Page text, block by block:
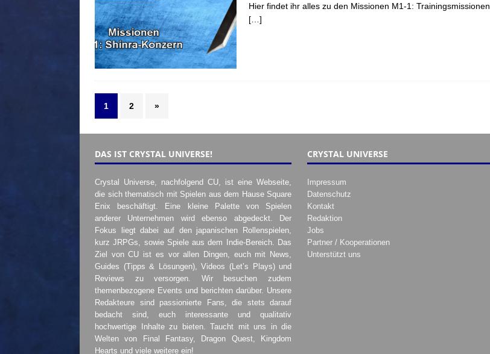
Hier findet ihr alles zu den Missionen M1-1: Trainingsmissionen.
[…]
1 2 »
DAS IST CRYSTAL UNIVERSE!
Crystal Universe, nachfolgend CU, ist eine Webseite,
die sich thematisch mit Spielen aus dem Hause Square
Enix beschäftigt. Eine kleine Palette von Spielen
anderer Unternehmen wird ebenso abgedeckt. Der
Fokus liegt dabei auf den japanischen Rollenspielen,
kurz JRPGs, sowie Spiele aus dem Indie-Bereich. Das
Ziel von CU ist es vor allen Dingen, euch mit News,
Guides (Tipps & Lösungen), Videos (Let’s Plays) und
Reviews zu versorgen. Wir besuchen zudem
themenbezogene Events und berichten darüber. Unsere
Redakteure sind passionierte Fans, die stets darauf
bedacht sind, euch interessante und qualitativ
hochwertige Inhalte zu bieten. Taucht mit uns in die
Welten von Final Fantasy, Dragon Quest, Kingdom
Hearts und viele weitere ein!
CRYSTAL UNIVERSE
Impressum
Datenschutz
Kontakt
Redaktion
Jobs
Partner / Kooperationen
Unterstützt uns